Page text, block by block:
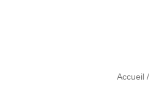
Accueil /